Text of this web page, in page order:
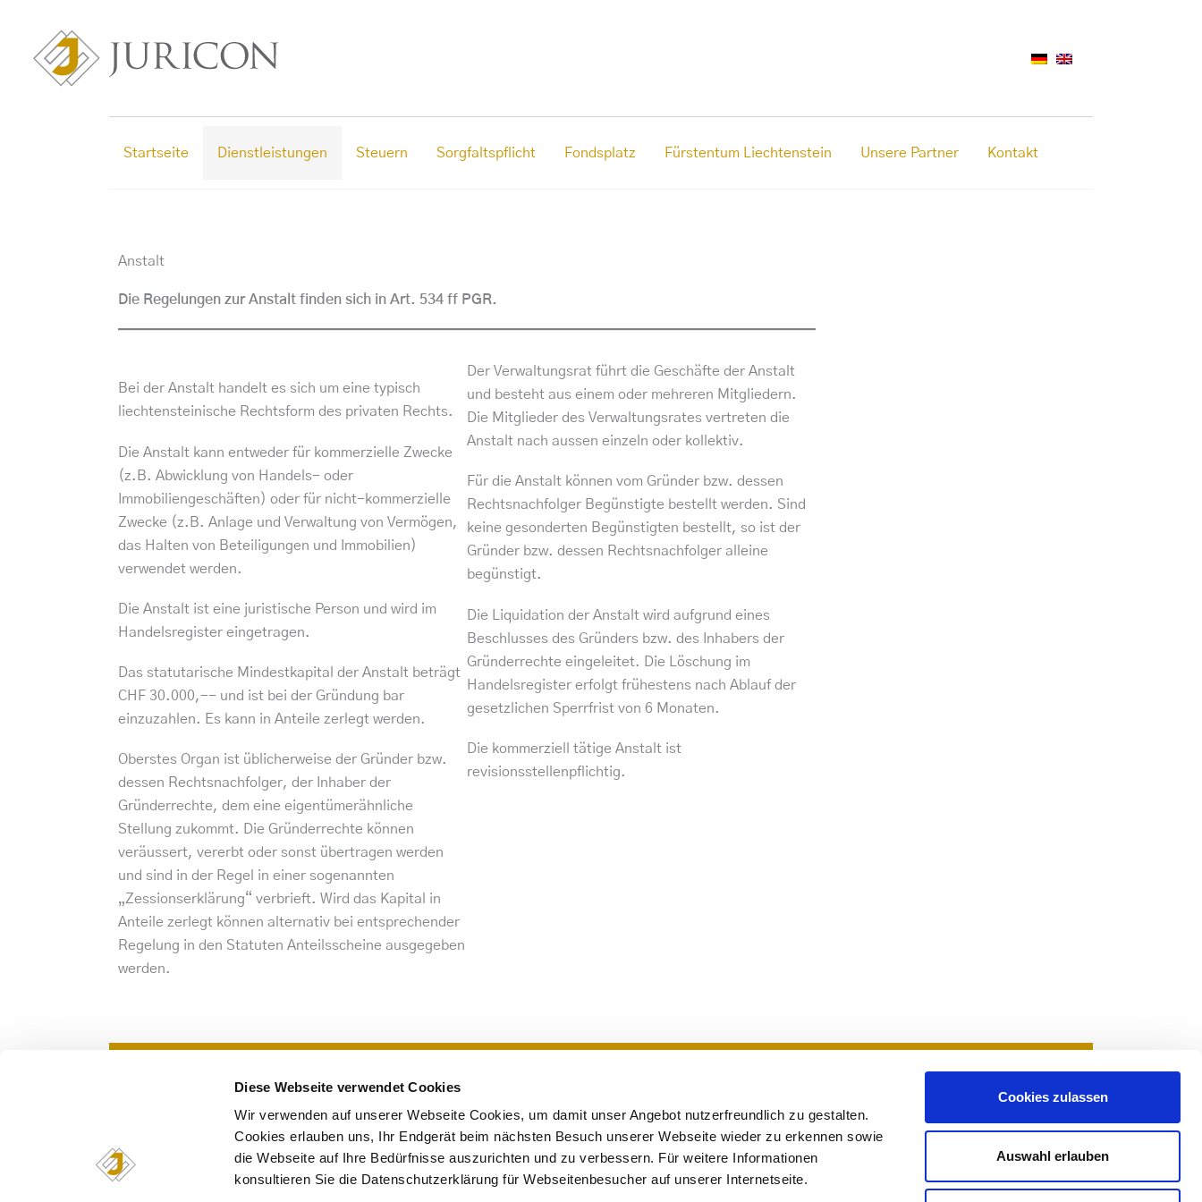
Diese Webseite verwendet Cookies
Wir verwenden auf unserer Webseite Cookies, um damit unser Angebot nutzerfreundlich zu gestalten.
Cookies erlauben uns, Ihr Endgerät beim nächsten Besuch unserer Webseite wieder zu erkennen sowie
die Webseite auf Ihre Bedürfnisse auszurichten und zu verbessern. Für weitere Informationen
konsultieren Sie die Datenschutzerklärung für Webseitenbesucher auf unserer Internetseite.
Cookies zulassen
Auswahl erlauben
springen
Startseite Dienstleistungen Steuern Sorgfaltspflicht Fondsplatz Fürstentum Liechtenstein Unsere Partner Kontakt
Anstalt
Die Regelungen zur Anstalt finden sich in Art. 534 ff PGR.
Bei der Anstalt handelt es sich um eine typisch
liechtensteinische Rechtsform des privaten Rechts.
Die Anstalt kann entweder für kommerzielle Zwecke
(z.B. Abwicklung von Handels- oder
Immobiliengeschäften) oder für nicht-kommerzielle
Zwecke (z.B. Anlage und Verwaltung von Vermögen,
das Halten von Beteiligungen und Immobilien)
verwendet werden.
Die Anstalt ist eine juristische Person und wird im
Handelsregister eingetragen.
Das statutarische Mindestkapital der Anstalt beträgt
CHF 30.000,-- und ist bei der Gründung bar
einzuzahlen. Es kann in Anteile zerlegt werden.
Oberstes Organ ist üblicherweise der Gründer bzw.
dessen Rechtsnachfolger, der Inhaber der
Gründerrechte, dem eine eigentümerähnliche
Stellung zukommt. Die Gründerrechte können
veräussert, vererbt oder sonst übertragen werden
und sind in der Regel in einer sogenannten
„Zessionserklärung“ verbrieft. Wird das Kapital in
Anteile zerlegt können alternativ bei entsprechender
Regelung in den Statuten Anteilsscheine ausgegeben
werden.
Der Verwaltungsrat führt die Geschäfte der Anstalt
und besteht aus einem oder mehreren Mitgliedern.
Die Mitglieder des Verwaltungsrates vertreten die
Anstalt nach aussen einzeln oder kollektiv.
Für die Anstalt können vom Gründer bzw. dessen
Rechtsnachfolger Begünstigte bestellt werden. Sind
keine gesonderten Begünstigten bestellt, so ist der
Gründer bzw. dessen Rechtsnachfolger alleine
begünstigt.
Die Liquidation der Anstalt wird aufgrund eines
Beschlusses des Gründers bzw. des Inhabers der
Gründerrechte eingeleitet. Die Löschung im
Handelsregister erfolgt frühestens nach Ablauf der
gesetzlichen Sperrfrist von 6 Monaten.
Die kommerziell tätige Anstalt ist
revisionsstellenpflichtig.
Landstrasse 39 / Postfach 184
Fax +423 235 51 61
juricon@juricon.li
Mo. – Do. 08:30 – 12:00 / 13:00 – 17:00 Uhr und
Bitte beachten Sie die Feiertage in FL!